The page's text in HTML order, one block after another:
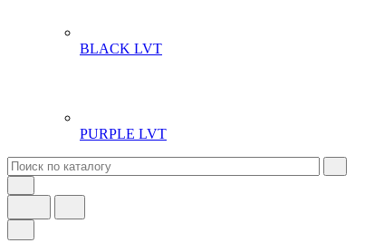
BLACK LVT
PURPLE LVT